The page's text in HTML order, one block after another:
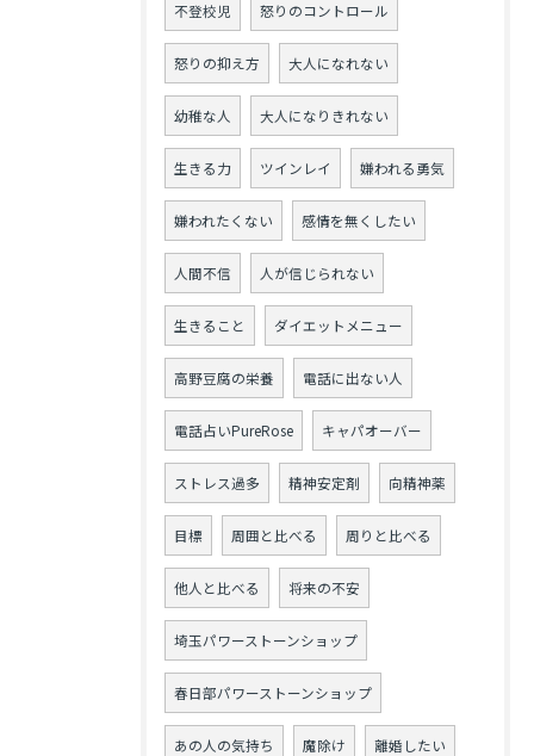
不登校児 怒りのコントロール
怒りの抑え方 大人になれない
幼稚な人 大人になりきれない
生きる力 ツインレイ 嫌われる勇気
嫌われたくない 感情を無くしたい
人間不信 人が信じられない
生きること ダイエットメニュー
高野豆腐の栄養 電話に出ない人
電話占いPureRose キャパオーバー
ストレス過多 精神安定剤 向精神薬
目標 周囲と比べる 周りと比べる
他人と比べる 将来の不安
埼玉パワーストーンショップ
春日部パワーストーンショップ
あの人の気持ち 魔除け 離婚したい